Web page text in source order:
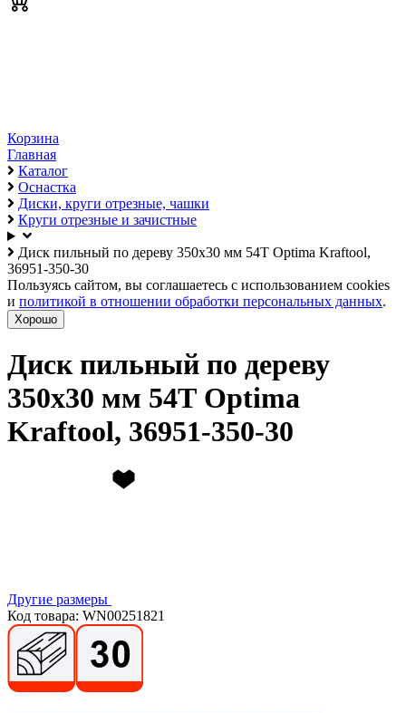
Корзина
Главная
Каталог
Оснастка
Диски, круги отрезные, чашки
Круги отрезные и зачистные
Диск пильный по дереву 350х30 мм 54Т Optima Kraftool,
36951-350-30
Пользуясь сайтом, вы соглашаетесь с использованием cookies
и политикой в отношении обработки персональных данных.
Хорошо
Диск пильный по дереву
350х30 мм 54Т Optima
Kraftool, 36951-350-30
Другие размеры
Код товара: WN00251821